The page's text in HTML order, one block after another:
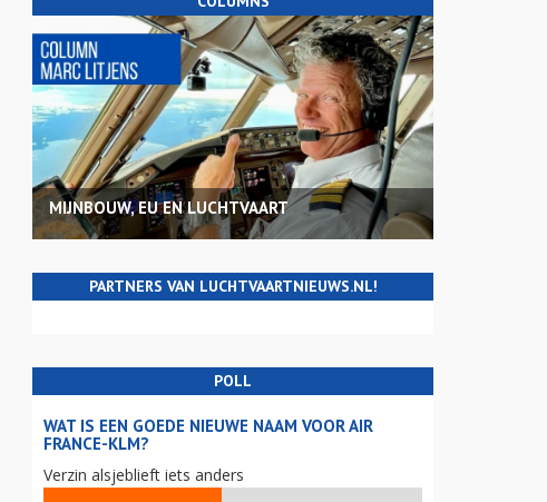
MIJNBOUW, EU EN LUCHTVAART
PARTNERS VAN LUCHTVAARTNIEUWS.NL!
POLL
WAT IS EEN GOEDE NIEUWE NAAM VOOR AIR
FRANCE-KLM?
Verzin alsjeblieft iets anders